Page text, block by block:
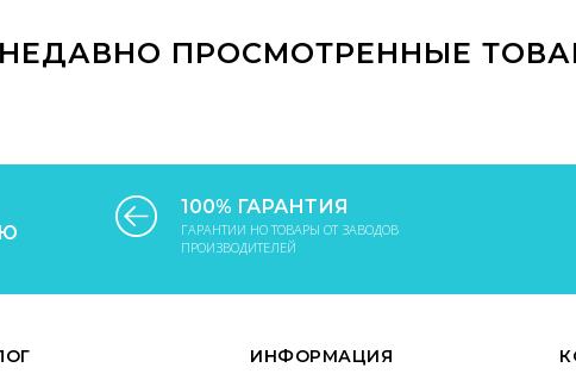
НЕДАВНО ПРОСМОТРЕННЫЕ
100% ГАРАНТИЯ
ГАРАНТИИ НО ТОВАРЫ ОТ ЗАВОДОВ
ПРОИЗВОДИТЕЛЕЙ
ИНФОРМАЦИЯ